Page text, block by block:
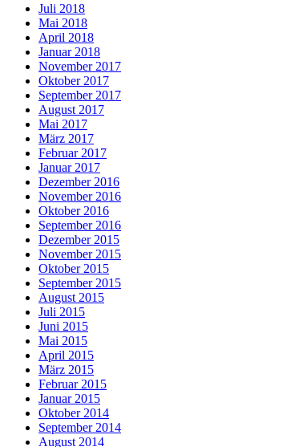
Juli 2018
Mai 2018
April 2018
Januar 2018
November 2017
Oktober 2017
September 2017
August 2017
Mai 2017
März 2017
Februar 2017
Januar 2017
Dezember 2016
November 2016
Oktober 2016
September 2016
Dezember 2015
November 2015
Oktober 2015
September 2015
August 2015
Juli 2015
Juni 2015
Mai 2015
April 2015
März 2015
Februar 2015
Januar 2015
Oktober 2014
September 2014
August 2014